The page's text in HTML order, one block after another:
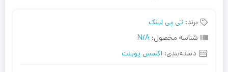
برند: تی پی لینک
شناسه محصول: N/A
دسته‌بندی: اکسس پوینت